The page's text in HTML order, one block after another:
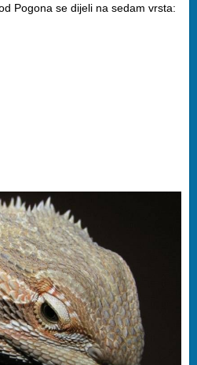
Pogona se dijeli na sedam vrsta: